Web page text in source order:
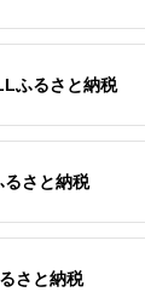
ふるさと納税
さと納税
さと納税